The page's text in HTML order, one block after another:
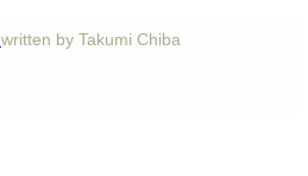
written by Takumi Chiba